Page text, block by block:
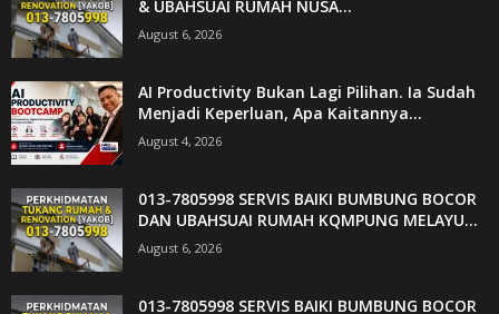
& UBAHSUAI RUMAH NUSA...
August 6, 2026
AI Productivity Bukan Lagi Pilihan. Ia Sudah
Menjadi Keperluan, Apa Kaitannya...
August 4, 2026
013-7805998 SERVIS BAIKI BUMBUNG BOCOR
DAN UBAHSUAI RUMAH KQMPUNG MELAYU...
August 6, 2026
013-7805998 SERVIS BAIKI BUMBUNG BOCOR